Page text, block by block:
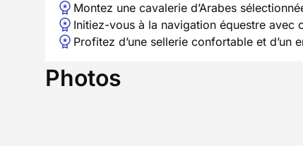
Montez une cavalerie d’Arabes
Initiez-vous à la navigation équestre avec
Profitez d’une sellerie confortable et d’un
Photos